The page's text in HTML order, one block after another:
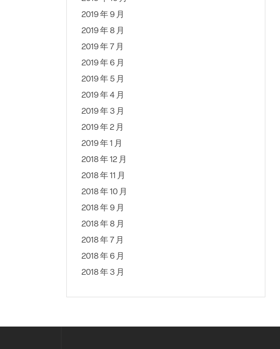
2019 年 9 月
2019 年 8 月
2019 年 7 月
2019 年 6 月
2019 年 5 月
2019 年 4 月
2019 年 3 月
2019 年 2 月
2019 年 1 月
2018 年 12 月
2018 年 11 月
2018 年 10 月
2018 年 9 月
2018 年 8 月
2018 年 7 月
2018 年 6 月
2018 年 3 月